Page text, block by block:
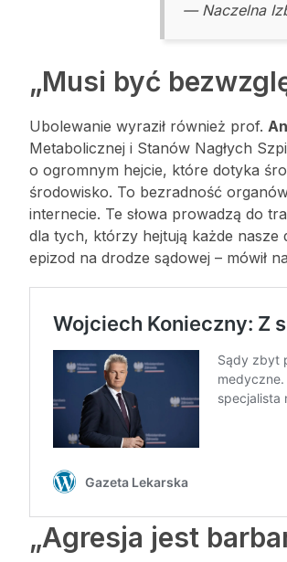
— Naczelna
„Musi być
Ubolewanie wyraził również prof.
Metabolicznej i Stanów Nagłych
o ogromnym hejcie, które dotyka
środowisko. To bezradność
internecie. Te słowa prowadzą do
dla tych, którzy hejtują każde nasze
epizod na drodze sądowej – mówił
„Agresja jest